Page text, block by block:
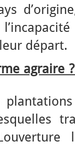
départ.
agraire